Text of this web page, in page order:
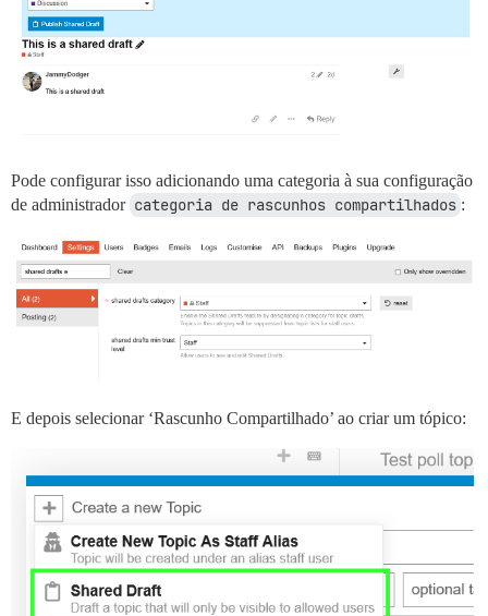
Pode configurar isso adicionando uma categoria à sua configuração
de administrador categoria de rascunhos compartilhados :
E depois selecionar ‘Rascunho Compartilhado’ ao criar um tópico: